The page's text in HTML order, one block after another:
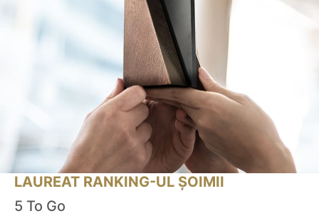
LAUREAT RANKING-UL ȘOIMII
5 To Go